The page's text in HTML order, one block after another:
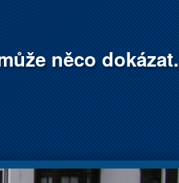
něco dokázat.